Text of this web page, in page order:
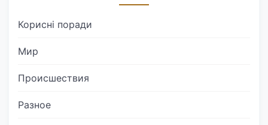
Корисні поради
Мир
Происшествия
Разное